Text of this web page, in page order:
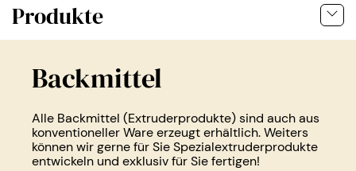
Produkte
Backmittel
Alle Backmittel (Extruderprodukte) sind auch aus
konventioneller Ware erzeugt erhältlich. Weiters
können wir gerne für Sie Spezialextruderprodukte
entwickeln und exklusiv für Sie fertigen!